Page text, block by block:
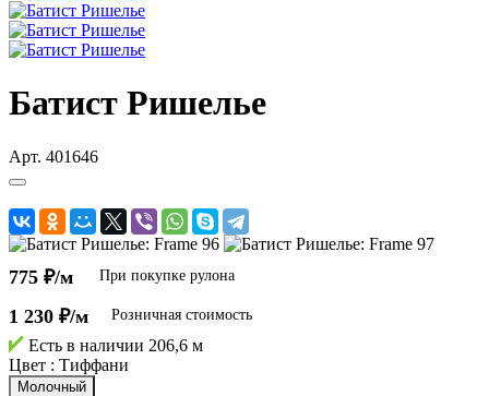
Батист Ришелье
Арт. 401646
775 ₽/м При покупке рулона
1 230 ₽/м Розничная стоимость
Есть в наличии 206,6 м
Цвет : Тиффани
Молочный